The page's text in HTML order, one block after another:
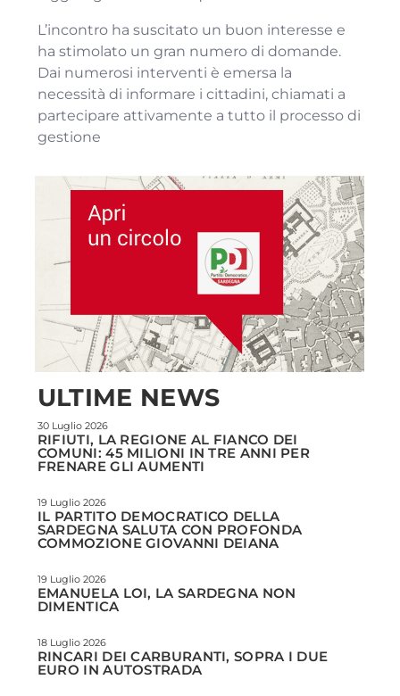
L’incontro ha suscitato un buon interesse e
ha stimolato un gran numero di domande.
Dai numerosi interventi è emersa la
necessità di informare i cittadini, chiamati a
partecipare attivamente a tutto il processo di
gestione
ULTIME NEWS
30 Luglio 2026
RIFIUTI, LA REGIONE AL FIANCO DEI
COMUNI: 45 MILIONI IN TRE ANNI PER
FRENARE GLI AUMENTI
19 Luglio 2026
IL PARTITO DEMOCRATICO DELLA
SARDEGNA SALUTA CON PROFONDA
COMMOZIONE GIOVANNI DEIANA
19 Luglio 2026
EMANUELA LOI, LA SARDEGNA NON
DIMENTICA
18 Luglio 2026
RINCARI DEI CARBURANTI, SOPRA I DUE
EURO IN AUTOSTRADA